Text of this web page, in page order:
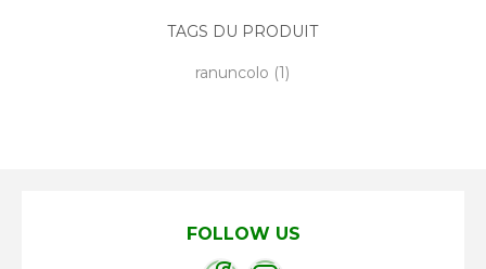
TAGS DU PRODUIT
ranuncolo (1)
FOLLOW US